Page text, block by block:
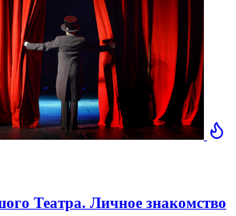
Театра. Личное знакомство